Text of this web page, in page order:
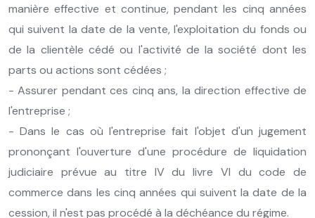
manière effective et continue, pendant les cinq années
qui suivent la date de la vente, l'exploitation du fonds ou
de la clientèle cédé ou l'activité de la société dont les
parts ou actions sont cédées ;
- Assurer pendant ces cinq ans, la direction effective de
l'entreprise ;
- Dans le cas où l'entreprise fait l'objet d'un jugement
prononçant l'ouverture d'une procédure de liquidation
judiciaire prévue au titre IV du livre VI du code de
commerce dans les cinq années qui suivent la date de la
cession, il n'est pas procédé à la déchéance du régime.